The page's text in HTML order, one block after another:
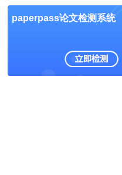
paperpass论文检测系统